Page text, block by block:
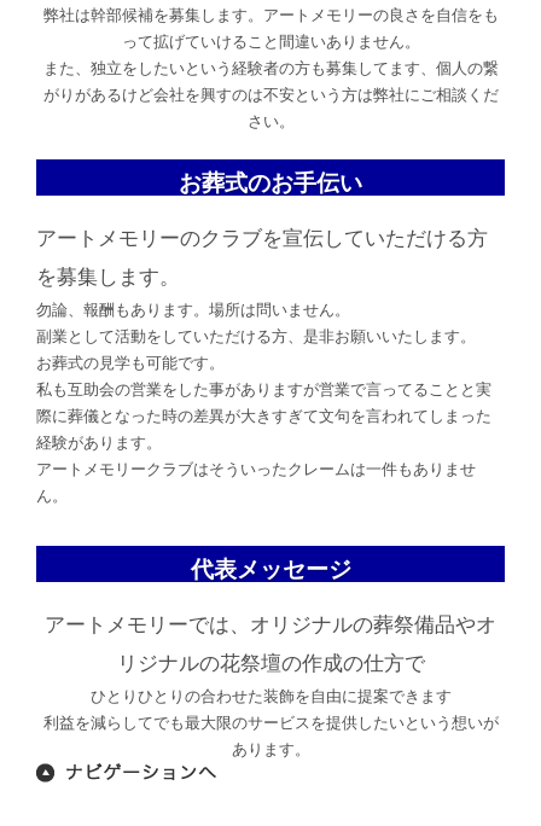
弊社は幹部候補を募集します。アートメモリーの良さを自信をも
って拡げていけること間違いありません。
また、独立をしたいという経験者の方も募集してます、個人の繋
がりがあるけど会社を興すのは不安という方は弊社にご相談くだ
さい。
お葬式のお手伝い
アートメモリーのクラブを宣伝していただける方
を募集します。
勿論、報酬もあります。場所は問いません。
副業として活動をしていただける方、是非お願いいたします。
お葬式の見学も可能です。
私も互助会の営業をした事がありますが営業で言ってることと実
際に葬儀となった時の差異が大きすぎて文句を言われてしまった
経験があります。
アートメモリークラブはそういったクレームは一件もありませ
ん。
代表メッセージ
アートメモリーでは、オリジナルの葬祭備品やオ
リジナルの花祭壇の作成の仕方で
ひとりひとりの合わせた装飾を自由に提案できます
利益を減らしてでも最大限のサービスを提供したいという想いが
あります。